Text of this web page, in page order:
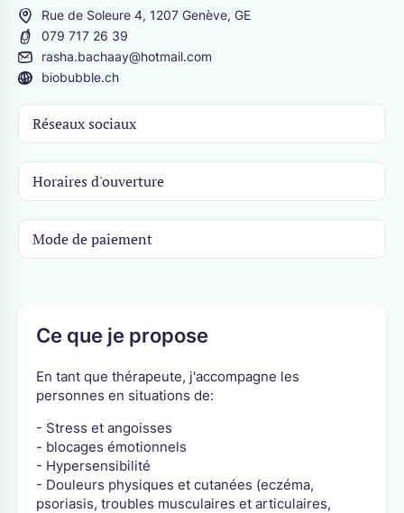
Rue de Soleure 4, 1207 Genève, GE
079 717 26 39
rasha.bachaay@hotmail.com
biobubble.ch
Réseaux sociaux
Horaires d'ouverture
Mode de paiement
Ce que je propose
En tant que thérapeute, j'accompagne les
personnes en situations de:
- Stress et angoisses
- blocages émotionnels
- Hypersensibilité
- Douleurs physiques et cutanées (eczéma,
psoriasis, troubles musculaires et articulaires,
CANTONS
Berne
Fribourg
Genève
Jura
Soleure
Valais
Vaud